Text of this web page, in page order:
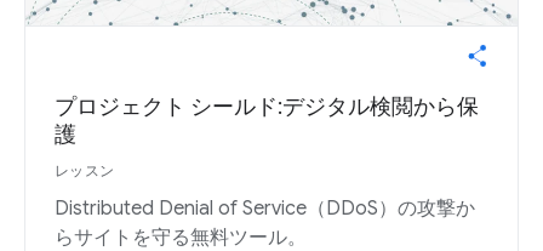
プロジェクト シールド:デジタル検閲から保
護
レッスン
Distributed Denial of Service（DDoS）の攻撃か
らサイトを守る無料ツール。